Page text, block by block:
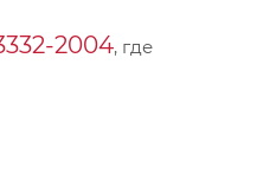
2004, где